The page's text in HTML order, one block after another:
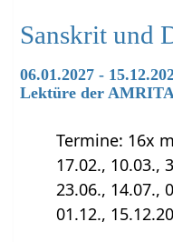
Sanskrit und
06.01.2027 -
Lektüre der
Termine: 16x
17.02., 10.03.,
23.06., 14.07.,
01.12.,